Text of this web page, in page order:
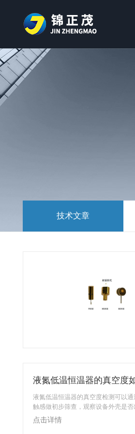
技术文章
液氮低温恒温器的真空度
液氮低温恒温器的真空度检测可以
触感做初步筛查，观察设备外壳是
体细听是否存在异常的气流声响，
仪扫描罐体的焊缝、底座等关键位
点击详情